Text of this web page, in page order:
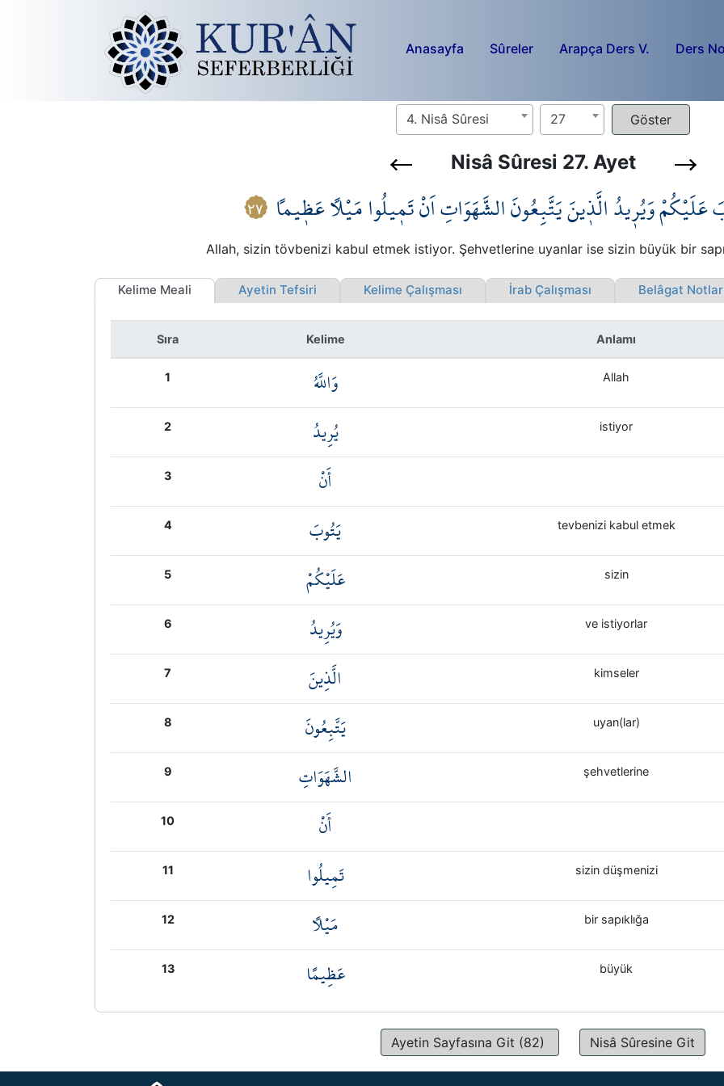
Anasayfa Sûreler Arapça Ders V. Ders
4. Nisâ Sûresi 27
Nisâ Sûresi 27. Ayet
عَلَيْكُمْ وَيُر۪يدُ الَّذ۪ينَ يَتَّبِعُونَ الشَّهَوَاتِ اَنْ تَم۪يلُوا مَيْلاً عَظ۪يماً ٢٧
Allah, sizin tövbenizi kabul etmek istiyor. Şehvetlerine uyanlar ise sizin büyük bir
Kelime Meali Ayetin Tefsiri Kelime Çalışması İrab Çalışması Belâgat
Sıra Kelime Anlamı
1 وَاللَّهُ Allah
2 يُرِيدُ istiyor
3 أَنْ
4 يَتُوبَ tevbenizi kabul etmek
5 عَلَيْكُمْ sizin
6 وَيُرِيدُ ve istiyorlar
7 الَّذِينَ kimseler
8 يَتَّبِعُونَ uyan(lar)
9 الشَّهَوَاتِ şehvetlerine
10 أَنْ
11 تَمِيلُوا sizin düşmenizi
12 مَيْلًا bir sapıklığa
13 عَظِيمًا büyük
Ayetin Sayfasına Git (82) Nisâ Sûresine Git